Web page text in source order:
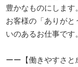
豊かなものにします。
お客様の「ありが
いのあるお仕事です。
ーー【働きやすさ